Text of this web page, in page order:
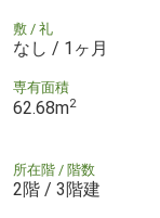
敷 / 礼
なし / 1ヶ月
専有面積
62.68m2
所在階 / 階数
2階 / 3階建